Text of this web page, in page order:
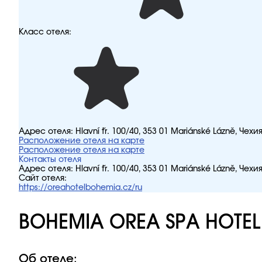
Класс отеля:
Адрес отеля: Hlavní tř. 100/40, 353 01 Mariánské Lázně, Чехия
Расположение отеля на карте
Расположение отеля на карте
Контакты отеля
Адрес отеля: Hlavní tř. 100/40, 353 01 Mariánské Lázně, Чехия
Сайт отеля:
https://oreahotelbohemia.cz/ru
BOHEMIA OREA SPA HOTEL
Об отеле: